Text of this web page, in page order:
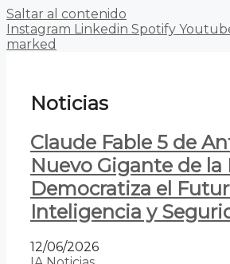
Saltar al contenido
Instagram Linkedin Spotify
marked
Noticias
Claude Fable 5 de
Nuevo Gigante de la
Democratiza el
Inteligencia y
12/06/2026